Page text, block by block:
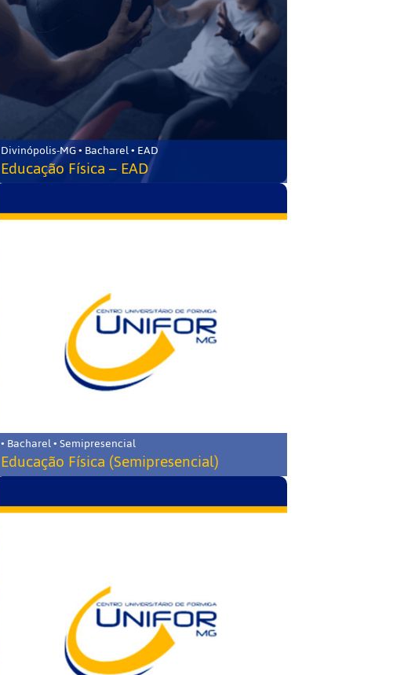
Divinópolis-MG • Bacharel • EAD
Educação Física – EAD
• Bacharel • Semipresencial
Educação Física (Semipresencial)